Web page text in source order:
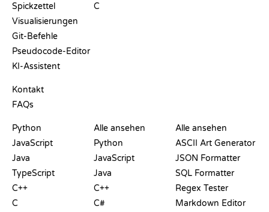
Spickzettel
Visualisierungen
Git-Befehle
Pseudocode-Editor
KI-Assistent
Kontakt
FAQs
C
Python
JavaScript
Java
TypeScript
C++
C
Alle ansehen
Python
JavaScript
Java
C++
C#
Alle ansehen
ASCII Art Generator
JSON Formatter
SQL Formatter
Regex Tester
Markdown Editor